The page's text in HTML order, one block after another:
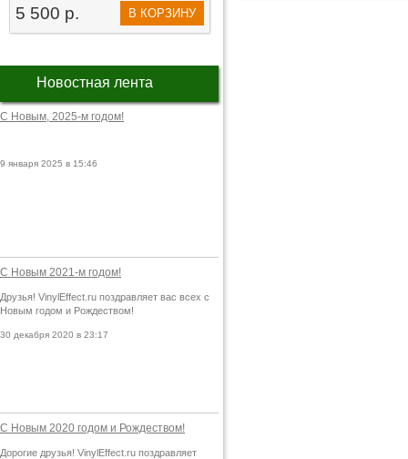
5 500 р. В КОРЗИНУ
Новостная лента
С Новым, 2025-м годом!
9 января 2025 в 15:46
С Новым 2021-м годом!
Друзья! VinylEffect.ru поздравляет вас всех с
Новым годом и Рождеством!
30 декабря 2020 в 23:17
С Новым 2020 годом и Рождеством!
Дорогие друзья! VinylEffect.ru поздравляет